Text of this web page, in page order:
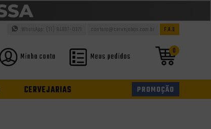
F.A.Q
contato@cervejabox.com.br
WhatsApp: (11) 94937-0371
0
Minha conta Meus pedidos
CERVEJARIAS PROMOÇÃO